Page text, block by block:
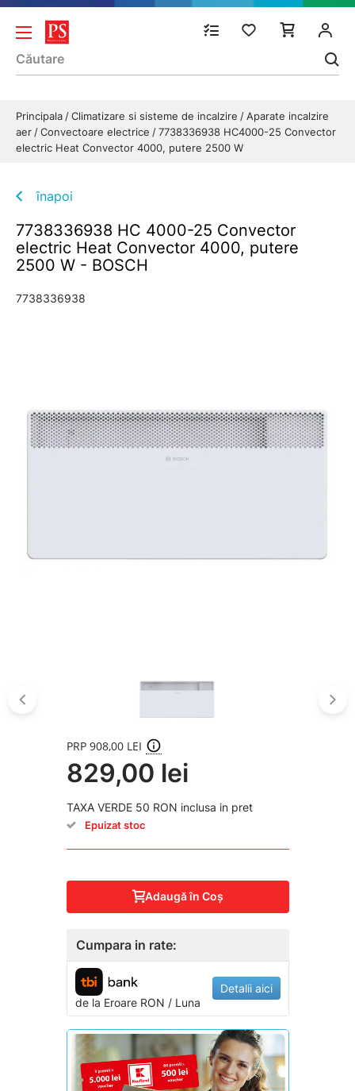
Principala Climatizare si sisteme de incalzire
Aparate incalzire
aer
Convectoare electrice
7738336938 HC4000-25 Convector
electric Heat Convector 4000, putere 2500 W
înapoi
7738336938 HC 4000-25 Convector
electric Heat Convector 4000, putere
2500 W - BOSCH
7738336938
PRP 908,00 LEI
829,00 lei
TAXA VERDE 50 RON inclusa in pret
Epuizat stoc
Adaugă în Coş
Cumpara in rate:
de la EroareRON / Luna
Detalii aici